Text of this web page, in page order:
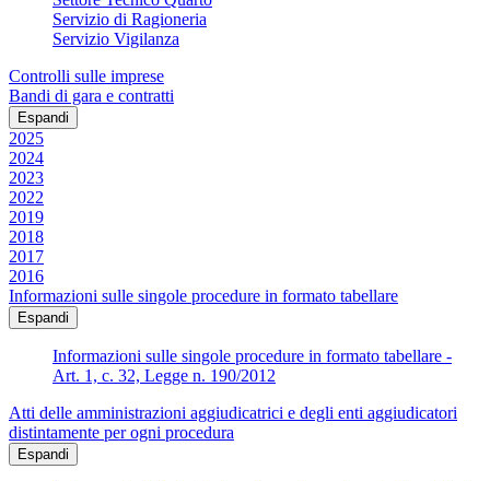
Servizio di Ragioneria
Servizio Vigilanza
Controlli sulle imprese
Bandi di gara e contratti
Espandi
2025
2024
2023
2022
2019
2018
2017
2016
Informazioni sulle singole procedure in formato tabellare
Espandi
Informazioni sulle singole procedure in formato tabellare -
Art. 1, c. 32, Legge n. 190/2012
Atti delle amministrazioni aggiudicatrici e degli enti aggiudicatori
distintamente per ogni procedura
Espandi